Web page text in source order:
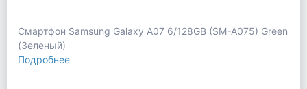
Смартфон Samsung Galaxy A07 6/128GB (SM-A075) Green
(Зеленый)
Подробнее